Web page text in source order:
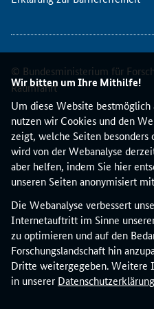
Wir bitten um Ihre Mithilfe!
Um diese Website
nutzen wir Cookies und den
zeigt, welche Seiten
wird von der Webanalyse
aber helfen, indem Sie hier
unseren Seiten anonymisiert
Die Webanalyse verbessert
Internetauftritt im Sinne
zu optimieren und auf den
Forschungslandschaft hin
Dritte weitergegeben. Weitere
in unserer Datenschutzerklärung
t
a
s
H
o
c
h
s
c
h
u
l
n
e
t
z
w
e
© Bundesministerium für
Raumfahrt